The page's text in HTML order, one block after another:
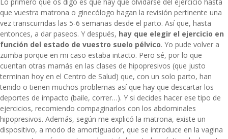
que vuestra matrona o ginecólogo hagan la revisión pertinente una
vez transcurridas las 5-6 semanas desde el parto. Así que, hasta
entonces, a dar paseos. Y después, hay que elegir el ejercicio en
función del estado de vuestro suelo pélvico. Yo pude volver a
zumba porque en mi caso estaba intacto. Pero sé, por lo que
cuentan otras mamás en las clases de hipopresivos (que justo
terminan hoy en el Centro de Salud) que, con un solo parto, han
tenido o tienen muchos problemas así que hay que descartar los
deportes de impacto (baile, correr…). Y si decides hacer ese tipo de
ejercicios, recomiendo compaginarlos con los abdominales
hipopresivos. Además, según me explicó la matrona, existe un
dispositivo, a modo de amortiguador, que se introduce en la vagina